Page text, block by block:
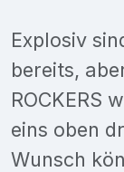
Explosiv
bereits,
ROCKERS
eins oben
Wunsch